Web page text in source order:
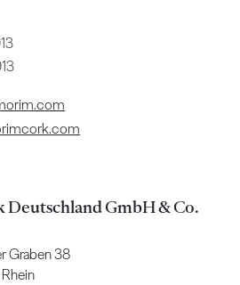
GmbH & Co.
Graben 38